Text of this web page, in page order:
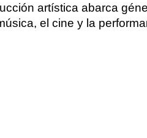
artística abarca
el cine y la